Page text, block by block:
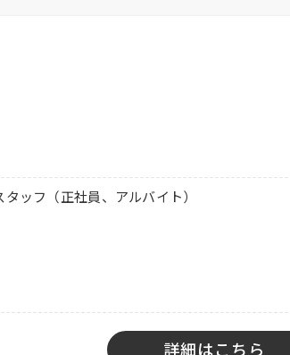
な方、大学生可、主婦歓迎、フリーター歓迎
、食事付き、制服貸与、交通費全額支給
ッフ（正社員、アルバイト）
詳細はこちら